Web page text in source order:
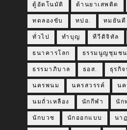
ตู้อัตโนมัติ ต้านยาเสพติด
ทดลองขับ ทปอ. ทมยันตี
ทั่วไป ทำบุญ ทีวีดิจิทัล
ธนาคารโลก ธรรมนูญชุมชน
ธรรมาภิบาล ธอส. ธุรกิ
นครพนม นครสวรรค์ น
นมถั่วเหลือง นักกีฬา นัก
นักบวช นักออกแบบ นา